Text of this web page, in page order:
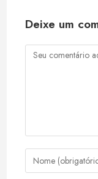
Deixe um
Comentário
Digite
seu